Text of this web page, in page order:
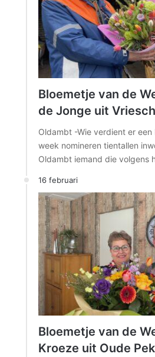
Bloemetje van de
de Jonge uit
Oldambt -Wie verdient er
week nomineren tientallen
Oldambt iemand die volgens
16 februari
Bloemetje van de
Kroeze uit Oude